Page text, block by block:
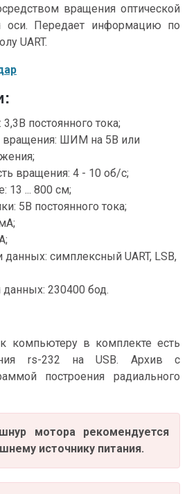
вращения оптической
оси. Передает информацию по
UART.
постоянного тока;
вращения: ШИМ на 5В или
вращения: 4 - 10 об/с;
13 ... 800 см;
5В постоянного тока;
данных: симплексный UART, LSB,
230400 бод.
компьютеру в комплекте есть
rs-232 на USB. Архив с
построения радиального
мотора рекомендуется
источнику питания.